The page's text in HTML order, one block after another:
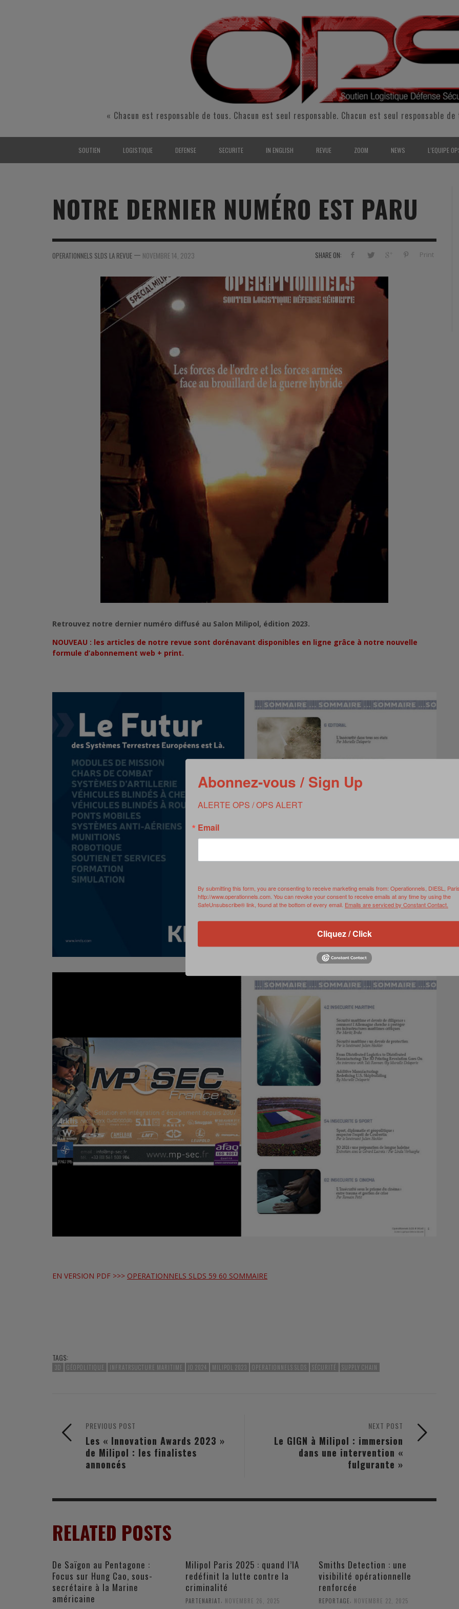
« Chacun est responsable de tous. Chacun est seul responsable. Chacun est seul responsable
SOUTIEN
MER
SOUTIEN SANTÉ
SOUTIEN CARBURANT
FORMATION/ ENTRAÎNEMENT
LOGISTIQUE
AIR
MER
FORMATION/ ENTRAÎNEMENT
INDUSTRIES
ARMÉES ÉTRANGÈRES
DEFENSE
MER
FORMATION/ ENTRAÎNEMENT
INDUSTRIES
ARMÉES ÉTRANGÈRES
SECURITE
RÉSERVE & GARDE NATIONALE
FORMATION/ ENTRAÎNEMENT
SURVIE
SPORT
SÉCURITÉ PRIVÉE
IN ENGLISH
LOGISTIC / SUPPLY CHAIN
DEFENSE
SECURITY
SURVIVAL / AUTONOMY / SPORT
INDUSTRIES
REVUE ZOOM
ANALYSE
HISTOIRE
LE COIN DE LA « REDACCHEF »
L’ŒIL DE ROMAIN PETIT
PODCAST
NEWS
2011
2012
2013
L’EQUIPE
POUR
NOTRE DERNIER NUMÉRO EST PARU
SHARE ON: Print
OPERATIONNELS SLDS LA REVUE — NOVEMBRE 14, 2023
Retrouvez notre dernier numéro diffusé au Salon Milipol, édition 2023.
NOUVEAU : les articles de notre revue sont dorénavant disponibles en ligne grâce à notre nouvelle
formule d’abonnement web + print.
EN VERSION PDF >>> OPERATIONNELS SLDS 59 60 SOMMAIRE
TAGS:
3D GÉOPOLITIQUE INFRATRSUCTURE MARITIME JO 2024 MILIPOL 2023 OPERATIONNELS SLDS SÉCURITÉ SUPPLY CHAIN
NEXT POST
Le GIGN à Milipol : immersion
dans une intervention «
fulgurante »
PREVIOUS POST
Les « Innovation Awards 2023 »
de Milipol : les finalistes
annoncés
RELATED POSTS
De Saïgon au Pentagone :
Focus sur Hung Cao, sous-
secrétaire à la Marine
américaine
Milipol Paris 2025 : quand l’IA
redéfinit la lutte contre la
criminalité
PARTENARIAT, NOVEMBRE 26, 2025
Smiths Detection : une
visibilité opérationnelle
renforcée
REPORTAGE, NOVEMBRE 22, 2025
Abonnez-vous / Sign Up
ALERTE OPS / OPS ALERT
Email
By submitting this form, you are consenting to receive marketing emails from: Operationnels, DIESL,
http://www.operationnels.com. You can revoke your consent to receive emails at any time by using the
SafeUnsubscribe® link, found at the bottom of every email. Emails are serviced by Constant Contact.
Cliquez / Click